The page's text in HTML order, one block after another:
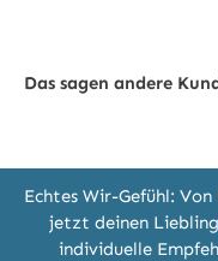
Das sagen andere
Echtes Wir-Gefühl:
jetzt deinen
individuelle